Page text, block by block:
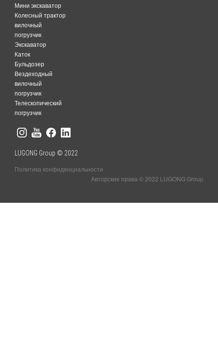
Мини экскаватор
Колесный трактор
вилочный
погрузчик
Экскаватор
Каток
Бульдозер
Вездеходный
вилочный
погрузчик
Телескопический
погрузчик
LUGONG Group © 2022
Политика конфиденциальности
Авторские права © 2022 LUGONG Group